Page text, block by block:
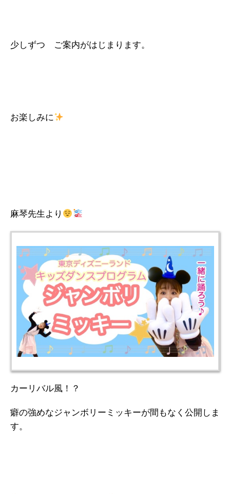
少しずつ ご案内がはじまります。
お楽しみに
麻琴先生より
カーリバル風！？
癖の強めなジャンボリーミッキーが間もなく公開しま
す。